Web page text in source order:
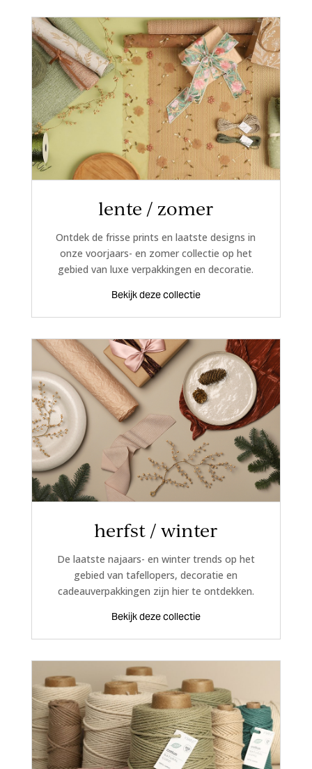
lente / zomer
Ontdek de frisse prints en laatste designs in
onze voorjaars- en zomer collectie op het
gebied van luxe verpakkingen en decoratie.
Bekijk deze collectie
herfst / winter
De laatste najaars- en winter trends op het
gebied van tafellopers, decoratie en
cadeauverpakkingen zijn hier te ontdekken.
Bekijk deze collectie